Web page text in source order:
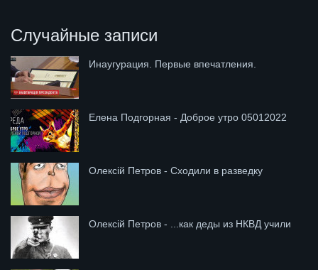
Случайные записи
Инаугурация. Первые впечатления.
Елена Подгорная - Доброе утро 05012022
Олексій Петров - Сходили в разведку
Олексій Петров - ...как деды из НКВД учили